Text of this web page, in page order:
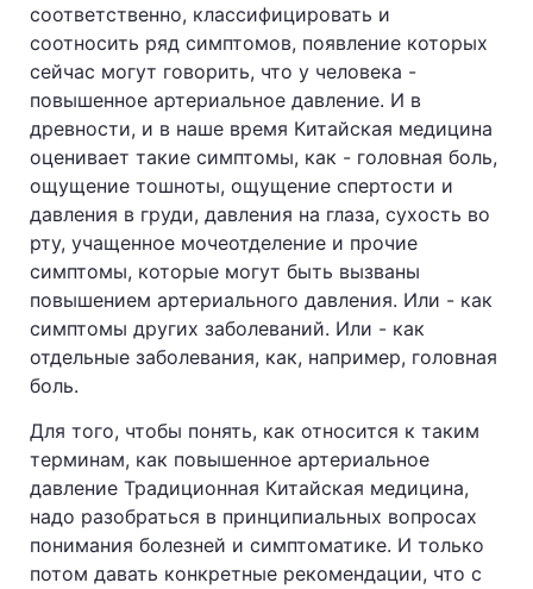
соответственно, классифицировать и
соотносить ряд симптомов, появление которых
сейчас могут говорить, что у человека -
повышенное артериальное давление. И в
древности, и в наше время Китайская медицина
оценивает такие симптомы, как - головная боль,
ощущение тошноты, ощущение спертости и
давления в груди, давления на глаза, сухость во
рту, учащенное мочеотделение и прочие
симптомы, которые могут быть вызваны
повышением артериального давления. Или - как
симптомы других заболеваний. Или - как
отдельные заболевания, как, например, головная
боль.
Для того, чтобы понять, как относится к таким
терминам, как повышенное артериальное
давление Традиционная Китайская медицина,
надо разобраться в принципиальных вопросах
понимания болезней и симптоматике. И только
потом давать конкретные рекомендации, что с